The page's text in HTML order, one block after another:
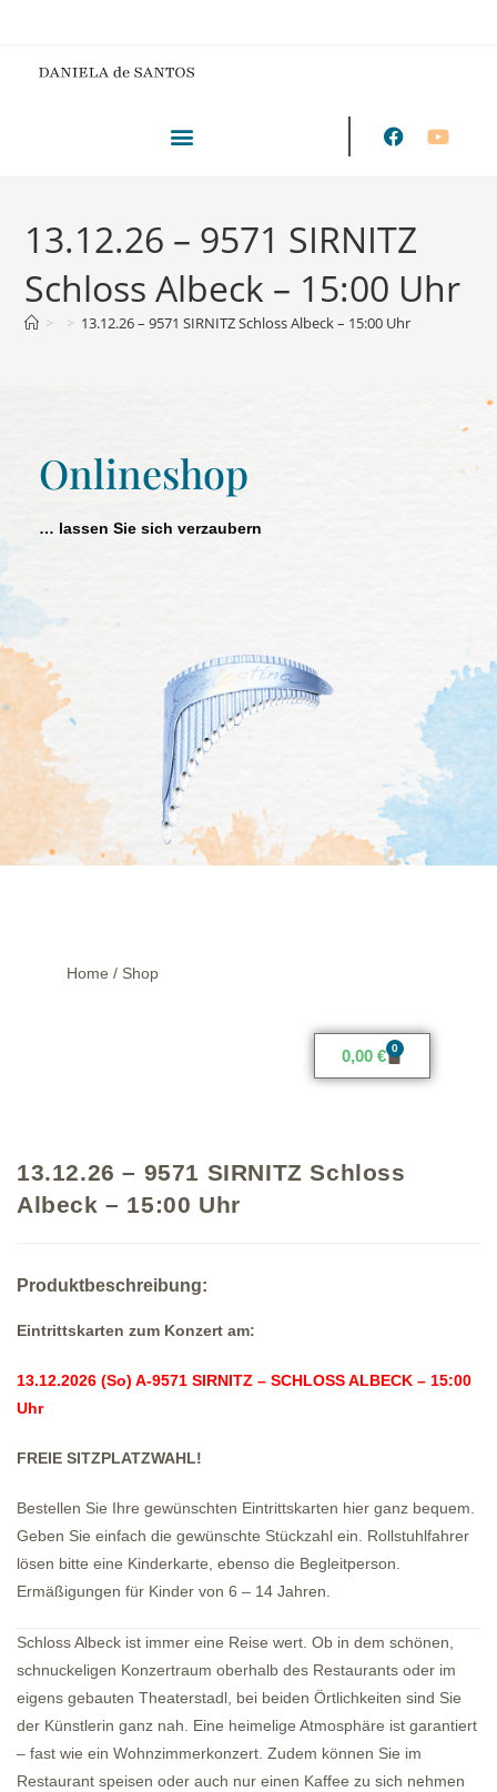
13.12.26 – 9571 SIRNITZ
Schloss Albeck – 15:00 Uhr
> > 13.12.26 – 9571 SIRNITZ Schloss Albeck – 15:00 Uhr
Onlineshop
… lassen Sie sich verzaubern
Home / Shop
0,00 € 0
13.12.26 – 9571 SIRNITZ Schloss
Albeck – 15:00 Uhr
Produktbeschreibung:
Eintrittskarten zum Konzert am:
13.12.2026 (So) A-9571 SIRNITZ – SCHLOSS ALBECK – 15:00
Uhr
FREIE SITZPLATZWAHL!
Bestellen Sie Ihre gewünschten Eintrittskarten hier ganz bequem.
Geben Sie einfach die gewünschte Stückzahl ein. Rollstuhlfahrer
lösen bitte eine Kinderkarte, ebenso die Begleitperson.
Ermäßigungen für Kinder von 6 – 14 Jahren.
Schloss Albeck ist immer eine Reise wert. Ob in dem schönen,
schnuckeligen Konzertraum oberhalb des Restaurants oder im
eigens gebauten Theaterstadl, bei beiden Örtlichkeiten sind Sie
der Künstlerin ganz nah. Eine heimelige Atmosphäre ist garantiert
– fast wie ein Wohnzimmerkonzert. Zudem können Sie im
Restaurant speisen oder auch nur einen Kaffee zu sich nehmen